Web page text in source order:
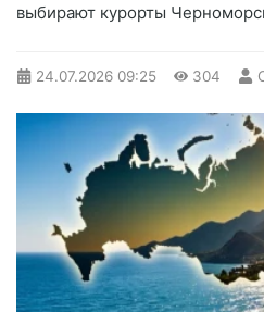
выбирают курорты
24.07.2026 09:25 304